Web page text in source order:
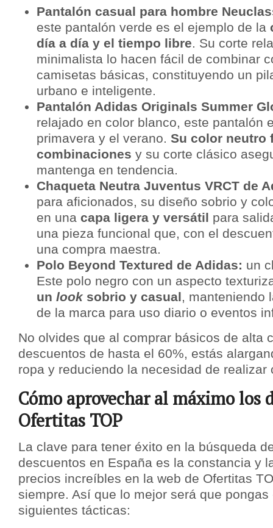
Pantalón casual para hombre
este pantalón verde es el ejemplo de la
día a día y el tiempo libre. Su corte
minimalista lo hacen fácil de combinar
camisetas básicas, constituyendo un
urbano e inteligente.
Pantalón Adidas Originals Summer
relajado en color blanco, este pantalón
primavera y el verano. Su color neutro
combinaciones y su corte clásico
mantenga en tendencia.
Chaqueta Neutra Juventus VRCT de
para aficionados, su diseño sobrio y
en una capa ligera y versátil para
una pieza funcional que, con el
una compra maestra.
Polo Beyond Textured de Adidas: un
Este polo negro con un aspecto
un look sobrio y casual, manteniendo
de la marca para uso diario o eventos
No olvides que al comprar básicos de alta
descuentos de hasta el 60%, estás
ropa y reduciendo la necesidad de realizar
Cómo aprovechar al máximo los
Ofertitas TOP
La clave para tener éxito en la búsqueda
descuentos en España es la constancia y
precios increíbles en la web de Ofertitas
siempre. Así que lo mejor será que
siguientes tácticas: